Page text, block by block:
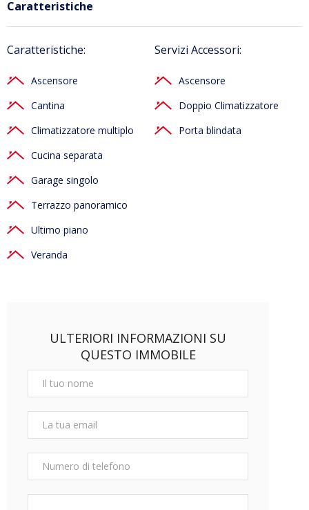
Caratteristiche
Caratteristiche:
Ascensore
Cantina
Climatizzatore multiplo
Cucina separata
Garage singolo
Terrazzo panoramico
Ultimo piano
Veranda
Servizi Accessori:
Ascensore
Doppio Climatizzatore
Porta blindata
ULTERIORI INFORMAZIONI SU
QUESTO IMMOBILE